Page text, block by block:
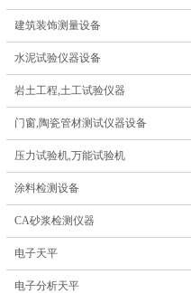
建筑装饰测量设备
水泥试验仪器设备
岩土工程,土工试验仪器
门窗,陶瓷管材测试仪器设备
压力试验机,万能试验机
涂料检测设备
CA砂浆检测仪器
电子天平
电子分析天平